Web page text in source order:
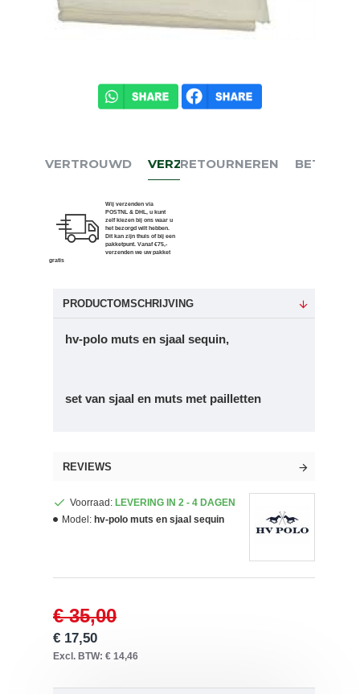
VERTROUWD VERZENDEN
Wij verzenden via
POSTNL & DHL, u kunt
zelf kiezen bij ons waar u
het bezorgd wilt hebben.
Dit kan zijn thuis of bij een
pakketpunt. Vanaf €75,-
verzenden we uw pakket
gratis
RETOURNEREN BETALEN
PRODUCTOMSCHRIJVING
hv-polo muts en sjaal sequin,
set van sjaal en muts met pailletten
REVIEWS
Voorraad: LEVERING IN 2 - 4 DAGEN
Model: hv-polo muts en sjaal sequin
€ 17,50
€ 35,00
Excl. BTW: € 14,46